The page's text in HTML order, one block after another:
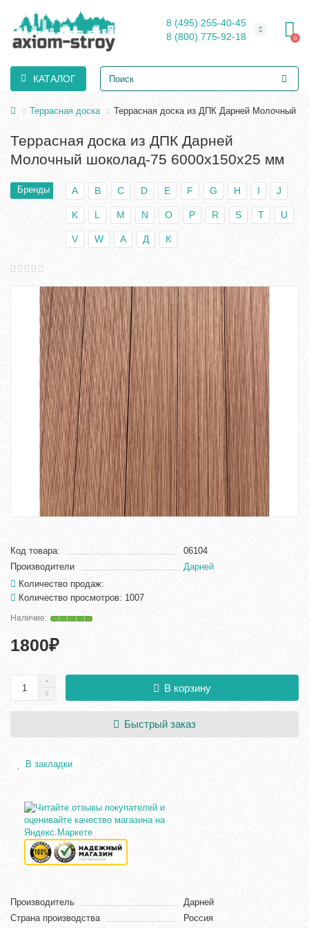
8 (495) 255-40-45
8 (800) 775-92-18
0
КАТАЛОГ
Террасная доска Террасная доска из ДПК Дарней Молочный
Террасная доска из ДПК Дарней
Молочный шоколад-75 6000х150х25 мм
Бренды A B C D E F G H I J
K L M N O P R S T U
V W А Д К
Код товара:
06104
Производители
Дарней
Количество продаж:
Количество просмотров: 1007
1800₽
В корзину
Быстрый заказ
В закладки
Производитель
Дарней
Страна производства
Россия